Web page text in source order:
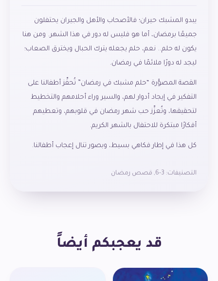
يبدو المشبك حيران؛ فالأصحاب والأهل والجيران يحتفلون
جميعًا برمضان، أما هو فليس له دور في هذا الشهر. ومن هنا
يكون له حلم.. نعم، حلم يجعله يترك الحبال ويخترق الصعاب؛
ليجد له دورًا ملائمًا في رمضان.
القصة المصوَّرة “حلم مشبك في رمضان” تُحفِّز أطفالنا على
التفكير في إيجاد أدوار لهم، والسير وراء أحلامهم والتخطيط
لتحقيقها، وتُعزِّز حب شهر رمضان في قلوبهم، وتعطيهم
أفكارًا مبتكرة للاحتفال بالشهر الكريم.
كل هذا في إطار فكاهي بسيط، وبصور تنال إعجاب أطفالنا.
التصنيفات: 3-6
, قصص رمضان
قد يعجبكم أيضاً